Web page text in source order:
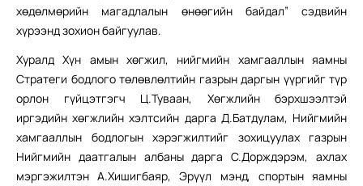
хөдөлмөрийн магадлалын өнөөгийн байдал” сэдвийн
хүрээнд зохион байгуулав.
Хуралд Хүн амын хөгжил, нийгмийн хамгааллын яамны
Стратеги бодлого төлөвлөлтийн газрын даргын үүргийг түр
орлон гүйцэтгэгч Ц.Туваан, Хөгжлийн бэрхшээлтэй
иргэдийн хөгжлийн хэлтсийн дарга Д.Батдулам, Нийгмийн
хамгааллын бодлогын хэрэгжилтийг зохицуулах газрын
Нийгмийн даатгалын албаны дарга С.Дорждэрэм, ахлах
мэргэжилтэн А.Хишигбаяр, Эрүүл мэнд, спортын яамны